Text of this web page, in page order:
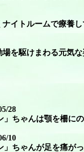
ナイトルームで療
場を駆けまわる元
28
」ちゃんは顎を柵に
10
」ちゃんが足を痛が